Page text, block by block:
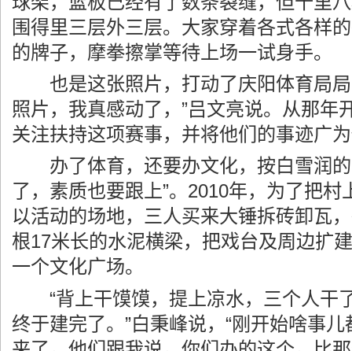
围得里三层外三层。大家穿着各式各样
的牌子，摩拳擦掌等待上场一试身手。
也是这张照片，打动了庆阳体育局局
照片，我真感动了，”吕文亮说。从那年
关注扶持这项赛事，并将他们的事迹广
办了体育，还要办文化，按白雪润的
了，素质也要跟上”。2010年，为了把
以活动的场地，三人买来大锤拆砖卸瓦
根17米长的水泥横梁，把戏台及周边扩
一个文化广场。
“背上干馍馍，提上凉水，三个人干
终于建完了。”白秉峰说，“刚开始啥事